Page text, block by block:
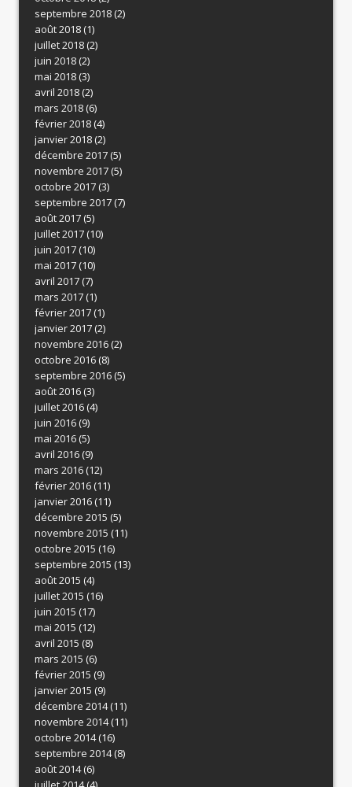
septembre 2018(2)
août 2018(1)
juillet 2018(2)
juin 2018(2)
mai 2018(3)
avril 2018(2)
mars 2018(6)
février 2018(4)
janvier 2018(2)
décembre 2017(5)
novembre 2017(5)
octobre 2017(3)
septembre 2017(7)
août 2017(5)
juillet 2017(10)
juin 2017(10)
mai 2017(10)
avril 2017(7)
mars 2017(1)
février 2017(1)
janvier 2017(2)
novembre 2016(2)
octobre 2016(8)
septembre 2016(5)
août 2016(3)
juillet 2016(4)
juin 2016(9)
mai 2016(5)
avril 2016(9)
mars 2016(12)
février 2016(11)
janvier 2016(11)
décembre 2015 (5)
novembre 2015 (11)
octobre 2015 (16)
septembre 2015 (13)
août 2015 (4)
juillet 2015 (16)
juin 2015 (17)
mai 2015 (12)
avril 2015 (8)
mars 2015 (6)
février 2015 (9)
janvier 2015 (9)
décembre 2014(11)
novembre 2014(11)
octobre 2014(16)
septembre 2014(8)
août 2014(6)